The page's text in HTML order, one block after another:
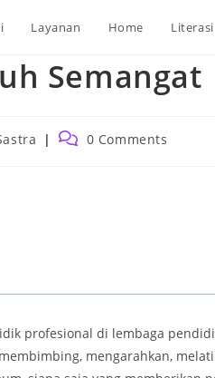
Layanan Home Literasi
Semangat
Post 0 Comments
profesional di lembaga
mengarahkan,